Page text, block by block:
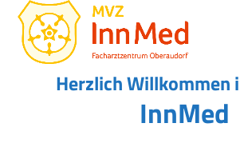
Skip
content
Open
mobile
menu
Close
mobile
menu
Herzlich Willkommen
InnMed